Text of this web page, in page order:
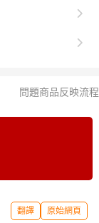
問題商品反映流程
翻譯 原始網頁